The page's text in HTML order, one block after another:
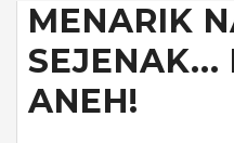
MENARIK
SEJENAK...
ANEH!